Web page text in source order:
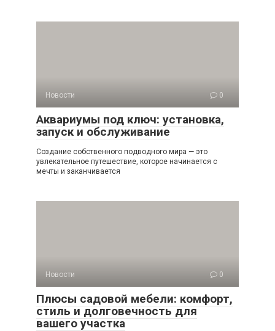
Новости 0
Аквариумы под ключ: установка,
запуск и обслуживание
Создание собственного подводного мира — это
увлекательное путешествие, которое начинается с
мечты и заканчивается
Новости 0
Плюсы садовой мебели: комфорт,
стиль и долговечность для
вашего участка